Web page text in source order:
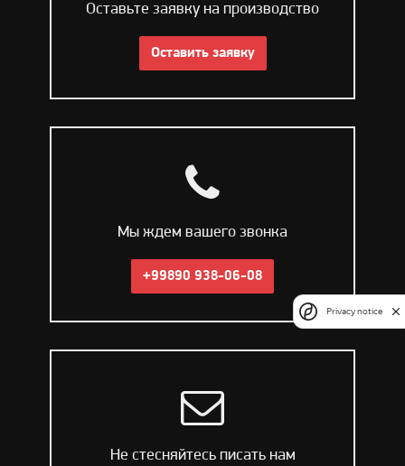
Оставьте заявку на производство
Оставить заявку
Мы ждем вашего звонка
+99890 938-06-08
Не стесняйтесь писать нам
Privacy notice